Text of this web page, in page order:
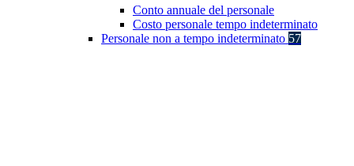
Conto annuale del personale
Costo personale tempo indeterminato
Personale non a tempo indeterminato 57